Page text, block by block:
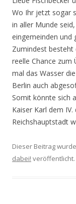
Wo Ihr jetzt sogar
in aller Munde
eingemeinden und
Zumindest besteht
reelle Chance zum
mal das Wasser
Berlin auch
Somit könnte sich
Kaiser Karl dem
Reichshauptstadt
Dieser Beitrag
dabei! veröffentlicht.